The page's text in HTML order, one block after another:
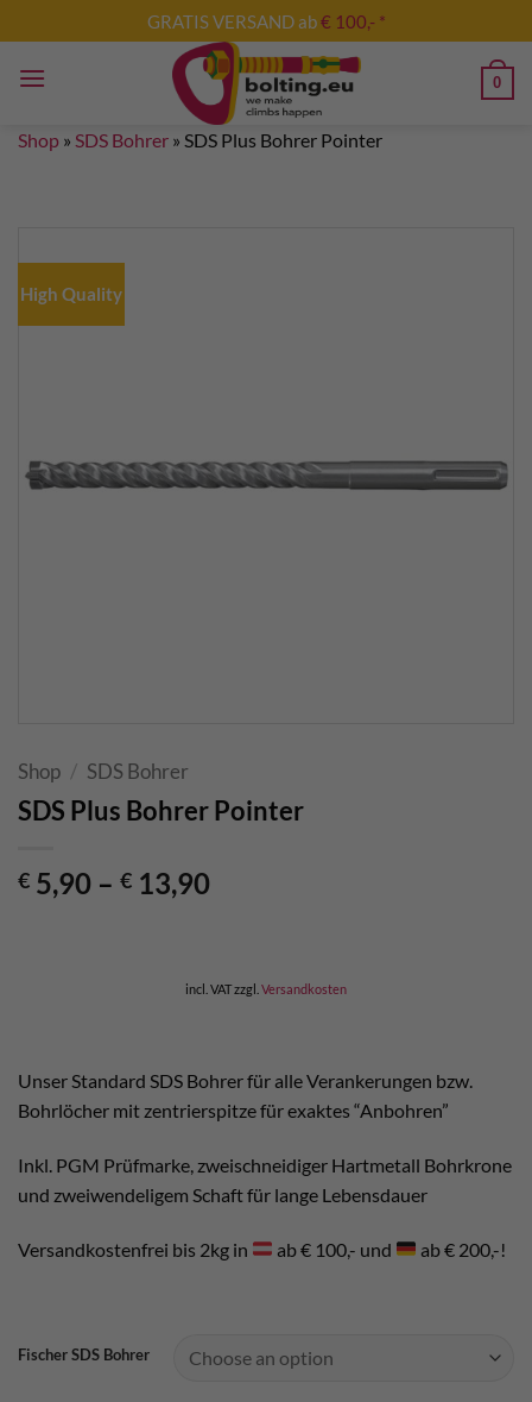
to
content
GRATIS VERSAND ab€ 100,- *
0
Shop » SDS Bohrer » SDS Plus Bohrer Pointer
High Quality
Shop / SDS Bohrer
SDS Plus Bohrer Pointer
€ 5,90 – € 13,90
incl. VATzzgl. Versandkosten
Unser Standard SDS Bohrer für alle Verankerungen bzw.
Bohrlöcher mit zentrierspitze für exaktes “Anbohren”
Inkl. PGM Prüfmarke, zweischneidiger Hartmetall Bohrkrone
und zweiwendeligem Schaft für lange Lebensdauer
Versandkostenfrei bis 2kg in ab € 100,- und ab € 200,-!
Fischer SDS Bohrer